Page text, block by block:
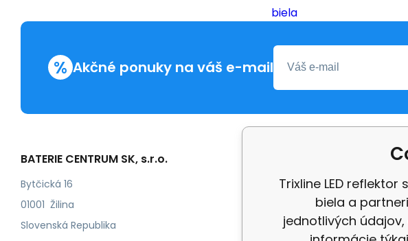
% Akčné ponuky na váš e-mail
BATERIE CENTRUM SK, s.r.o.
Bytčická 16
01001 Žilina
Slovenská Republika
Obchodní podmínky
Odstoupení od smlouvy
Kontakt
Trixline LED
biela a
jednotlivých